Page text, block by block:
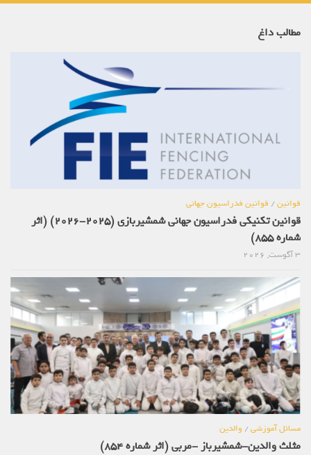
مطالب داغ
قوانین/قوانین فدراسیون جهانی
قوانین تکنیکی فدراسیون جهانی شمشیربازی (2025-2026) (اثر
شماره 855)
مسائل آموزشی/والدین
مثلث والدین-شمشیرباز -مربی (اثر شماره 854)